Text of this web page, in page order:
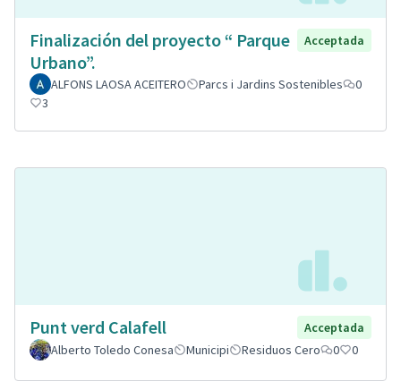
Finalización del proyecto “ Parque
Urbano”.
Acceptada
ALFONS LAOSA ACEITERO Parcs i Jardins Sostenibles
0
3
Punt verd Calafell
Acceptada
Alberto Toledo Conesa
Municipi Residuos Cero 0 0